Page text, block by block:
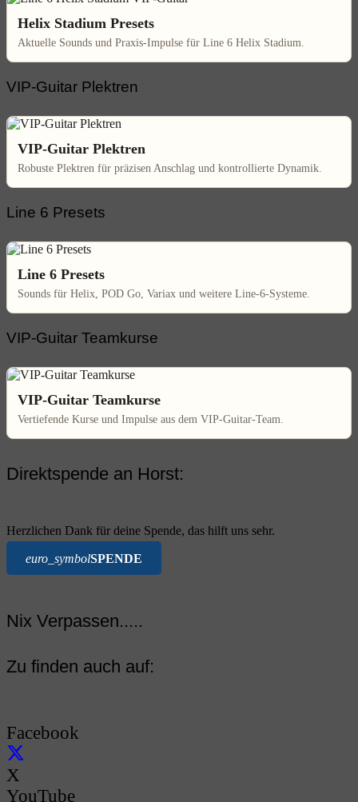
Helix Stadium Presets
Aktuelle Sounds und Praxis-Impulse für Line 6 Helix Stadium.
VIP-Guitar Plektren
VIP-Guitar Plektren
Robuste Plektren für präzisen Anschlag und kontrollierte Dynamik.
Line 6 Presets
Line 6 Presets
Sounds für Helix, POD Go, Variax und weitere Line-6-Systeme.
VIP-Guitar Teamkurse
VIP-Guitar Teamkurse
Vertiefende Kurse und Impulse aus dem VIP-Guitar-Team.
Direktspende an Horst:
Herzlichen Dank für deine Spende, das hilft uns sehr.
euro_symbolSPENDE
Nix Verpassen.....
Zu finden auch auf:
Facebook
X
YouTube